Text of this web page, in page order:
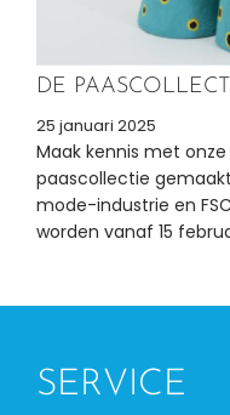
DE
25 januari 2025
Maak kennis met
paascollectie
mode-industrie en
worden vanaf 15
SERVICE